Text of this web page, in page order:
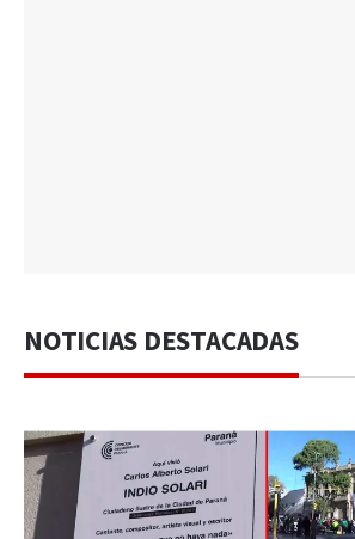
NOTICIAS DESTACADAS